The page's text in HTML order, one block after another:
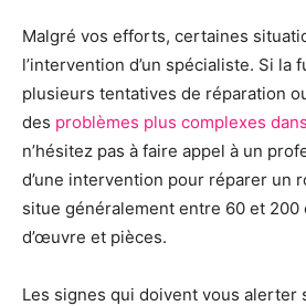
Malgré vos efforts, certaines
l’intervention d’un spécialiste. Si la
plusieurs tentatives de réparation
des problèmes plus complexes
n’hésitez pas à faire appel à un
d’une intervention pour réparer un
situe généralement entre 60 et 200
d’œuvre et pièces.
Les signes qui doivent vous alerter